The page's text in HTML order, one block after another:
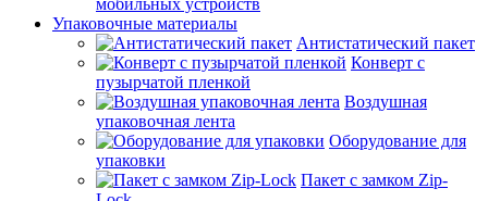
мобильных устройств
Упаковочные материалы
Антистатический пакет
Конверт с
пузырчатой пленкой
Воздушная
упаковочная лента
Оборудование для
упаковки
Пакет с замком Zip-